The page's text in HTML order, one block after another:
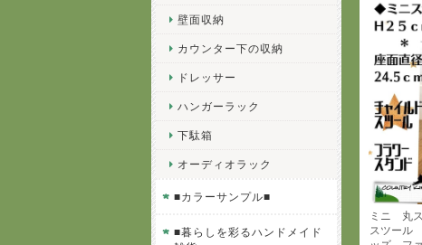
ミニ 丸
スツー
壁面収納
カウンター下の収納
ドレッサー
ハンガーラック
下駄箱
オーディオラック
■カラーサンプル■
■暮らしを彩るハンドメイド